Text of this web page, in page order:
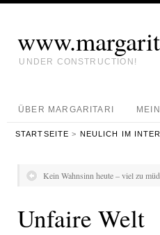
UNDER CONSTRUCTION!
ÜBER MARGARITARI
STARTSEITE > NEULICH IM
Kein Wahnsinn heute – viel zu
Unfaire Welt